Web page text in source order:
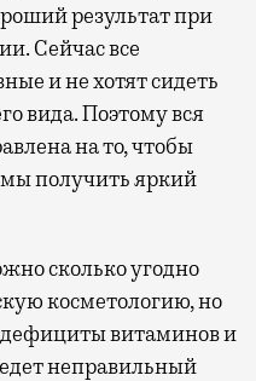
результат при
Сейчас все
и не хотят сидеть
вида. Поэтому вся
на то, чтобы
получить яркий
сколько угодно
косметологию, но
дефициты витаминов и
неправильный